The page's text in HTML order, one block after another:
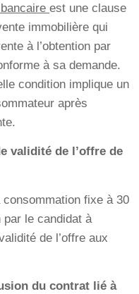
est une clause
immobilière qui
à l’obtention par
à sa demande.
condition implique un
après
validité de l’offre de
consommation fixe à 30
le candidat à
de l’offre aux
du contrat lié à